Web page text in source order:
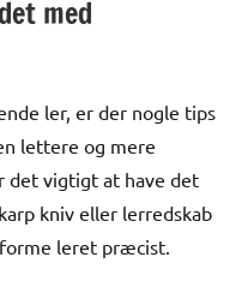
med
ler, er der nogle tips
lettere og mere
det vigtigt at have det
kniv eller lerredskab
leret præcist.